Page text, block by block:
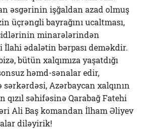
əsgərinin işğaldan azad olmuş
üçrəngli bayrağını ucaltması,
minarələrindən
İlahi ədalətin bərpası deməkdir.
bütün xalqımıza yaşatdığı
həmd-sənalar edir,
Azərbaycan xalqının
qızıl səhifəsinə Qarabağ Fatehi
Ali Baş komandan İlham Əliyev
diləyirik!